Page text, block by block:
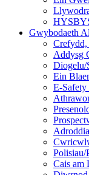
Gwybodaeth
Crefydd,
Addysg
Diogelu/
Ein
E-
Polisiau/
Cais am